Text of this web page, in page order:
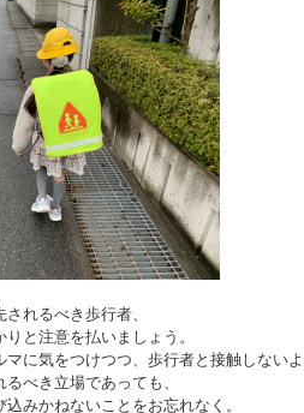
れるべき歩行者、
と注意を払いましょう。
マに気をつけつつ、歩行者と接触しない
べき立場であっても、
みかねないことをお忘れなく。